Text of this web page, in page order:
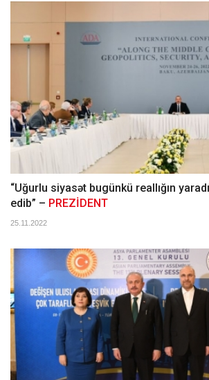
“Uğurlu siyasət bugünkü reallığın
edib” – PREZİDENT
25.11.2022